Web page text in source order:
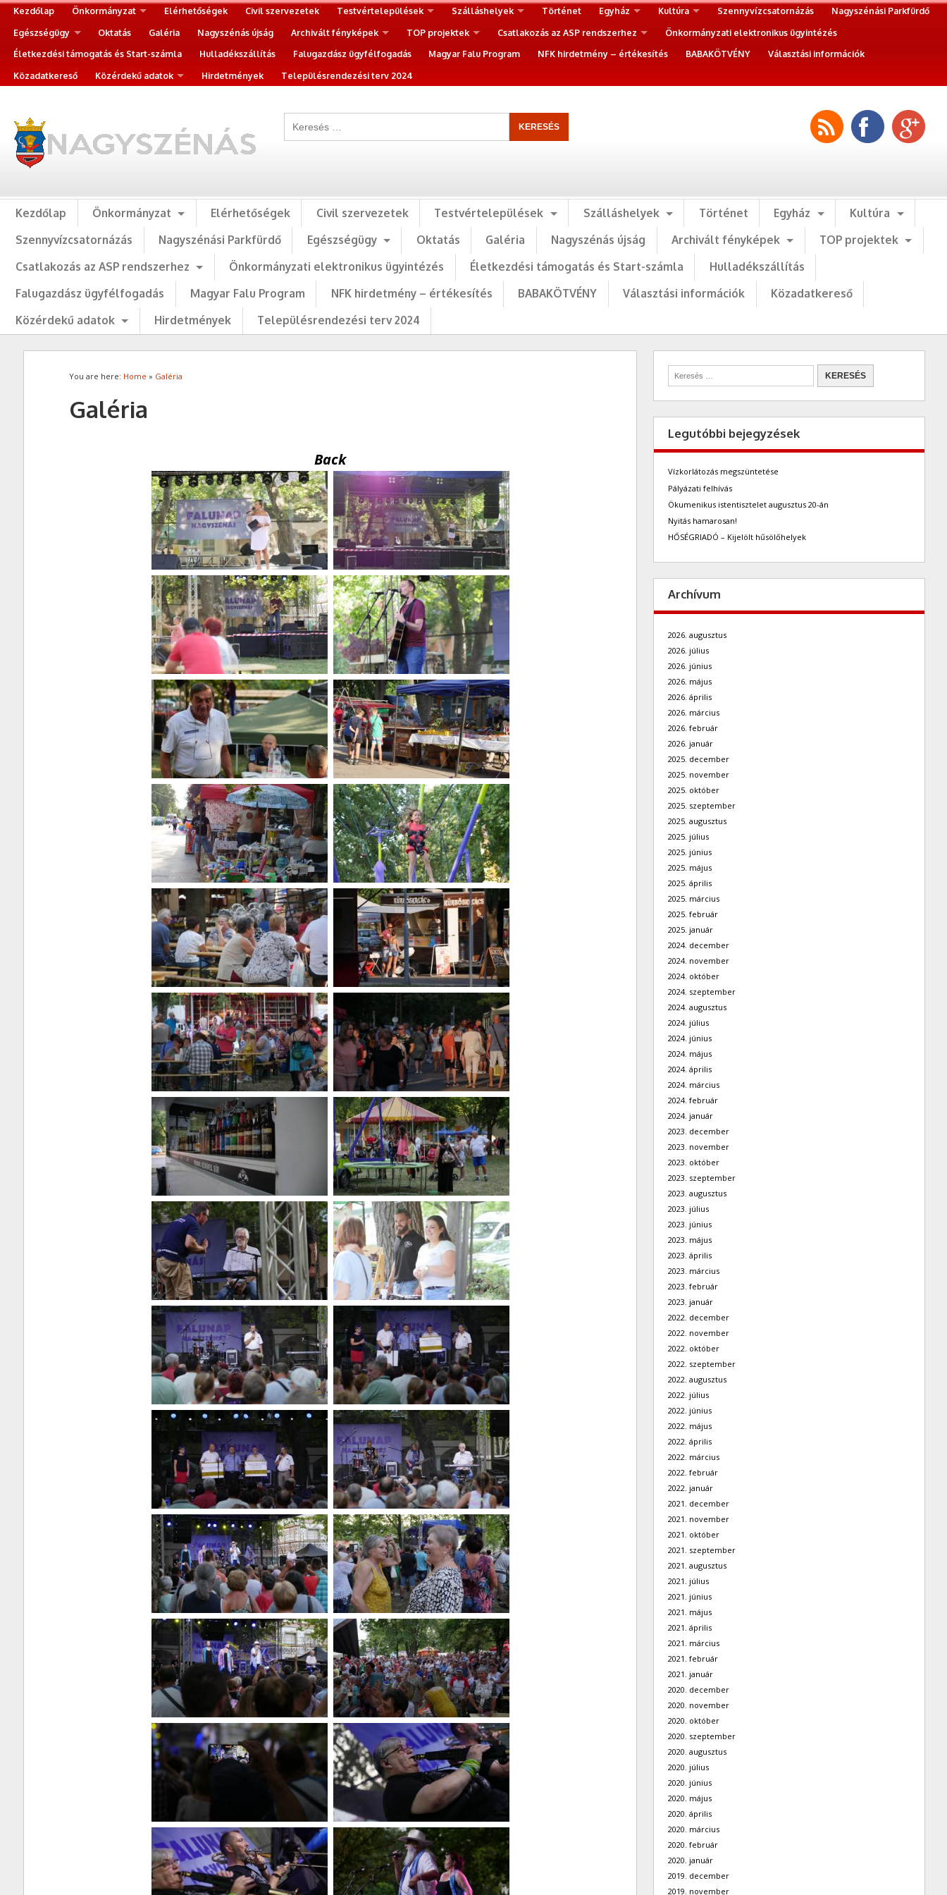
Kezdőlap Önkormányzat Elérhetőségek Civil szervezetek Testvértelepülések Szálláshelyek Történet Egyház Kultúra Szennyvízcsatornázás
Nagyszénási Parkfürdő
Egészségügy
Oktatás Galéria Nagyszénás újság Archivált fényképek TOP projektek Csatlakozás az ASP rendszerhez
Önkormányzati elektronikus ügyintézés
Életkezdési támogatás és Start-számla
Hulladékszállítás Falugazdász ügyfélfogadás Magyar Falu Program NFK hirdetmény – értékesítés BABAKÖTVÉNY
Választási információk
Közadatkereső
Közérdekű adatok Hirdetmények Településrendezési terv 2024
Kezdőlap Önkormányzat Elérhetőségek Civil szervezetek Testvértelepülések Szálláshelyek Történet Egyház
Kultúra
Szennyvízcsatornázás
Nagyszénási Parkfürdő Egészségügy Oktatás Galéria Nagyszénás újság Archivált fényképek
TOP projektek
Csatlakozás az ASP rendszerhez
Önkormányzati elektronikus ügyintézés Életkezdési támogatás és Start-számla
Hulladékszállítás
Falugazdász ügyfélfogadás
Magyar Falu Program NFK hirdetmény – értékesítés BABAKÖTVÉNY Választási információk
Közadatkereső
Közérdekű adatok
Hirdetmények Településrendezési terv 2024
You are here: Home » Galéria
Galéria
Back
Legutóbbi bejegyzések
Vízkorlátozás megszüntetése
Pályázati felhívás
Ökumenikus istentisztelet augusztus 20-án
Nyitás hamarosan!
HŐSÉGRIADÓ – Kijelölt hűsölőhelyek
Archívum
2026. augusztus
2026. július
2026. június
2026. május
2026. április
2026. március
2026. február
2026. január
2025. december
2025. november
2025. október
2025. szeptember
2025. augusztus
2025. július
2025. június
2025. május
2025. április
2025. március
2025. február
2025. január
2024. december
2024. november
2024. október
2024. szeptember
2024. augusztus
2024. július
2024. június
2024. május
2024. április
2024. március
2024. február
2024. január
2023. december
2023. november
2023. október
2023. szeptember
2023. augusztus
2023. július
2023. június
2023. május
2023. április
2023. március
2023. február
2023. január
2022. december
2022. november
2022. október
2022. szeptember
2022. augusztus
2022. július
2022. június
2022. május
2022. április
2022. március
2022. február
2022. január
2021. december
2021. november
2021. október
2021. szeptember
2021. augusztus
2021. július
2021. június
2021. május
2021. április
2021. március
2021. február
2021. január
2020. december
2020. november
2020. október
2020. szeptember
2020. augusztus
2020. július
2020. június
2020. május
2020. április
2020. március
2020. február
2020. január
2019. december
2019. november